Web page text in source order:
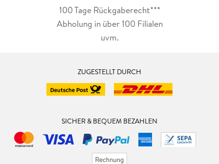
100 Tage Rückgaberecht***
Abholung in über 100 Filialen
uvm.
ZUGESTELLT DURCH
SICHER & BEQUEM BEZAHLEN